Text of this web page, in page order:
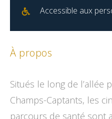
Accessible aux
À propos
Situés le long de l’allée
Champs-Captants, les
parcours de santé sont